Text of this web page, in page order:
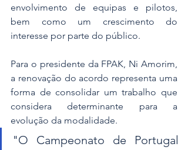
envolvimento de equipas e pilotos,
bem como um crescimento do
interesse por parte do público.
Para o presidente da FPAK, Ni Amorim,
a renovação do acordo representa uma
forma de consolidar um trabalho que
considera determinante para a
evolução da modalidade.
"O Campeonato de Portugal